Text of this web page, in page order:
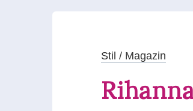
Stil / Magazin